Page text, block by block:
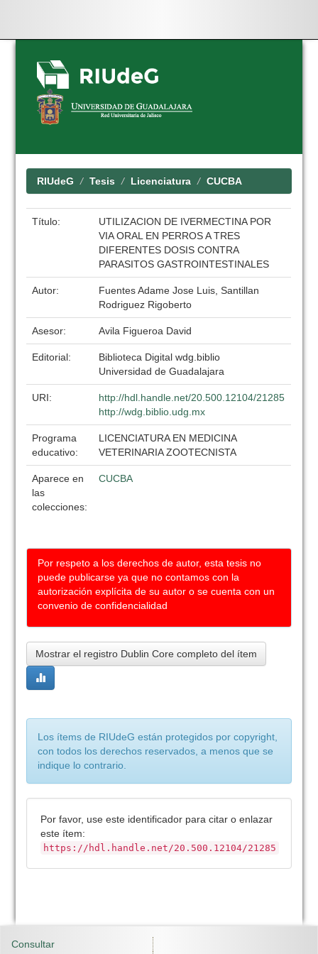
Skip
navigation
RIUdeG Tesis Licenciatura CUCBA
Título:
UTILIZACION DE IVERMECTINA POR
VIA ORAL EN PERROS A TRES
DIFERENTES DOSIS CONTRA
PARASITOS GASTROINTESTINALES
Autor:
Fuentes Adame Jose Luis, Santillan
Rodriguez Rigoberto
Asesor: Avila Figueroa David
Editorial:
Biblioteca Digital wdg.biblio
Universidad de Guadalajara
URI:
http://hdl.handle.net/20.500.12104/21285
http://wdg.biblio.udg.mx
Programa
educativo:
LICENCIATURA EN MEDICINA
VETERINARIA ZOOTECNISTA
Aparece en
las
colecciones:
CUCBA
Por respeto a los derechos de autor, esta tesis no
puede publicarse ya que no contamos con la
autorización explícita de su autor o se cuenta con un
convenio de confidencialidad
Mostrar el registro Dublin Core completo del ítem
Los ítems de RIUdeG están protegidos por copyright,
con todos los derechos reservados, a menos que se
indique lo contrario.
Por favor, use este identificador para citar o enlazar
este ítem:
https://hdl.handle.net/20.500.12104/21285
Consultar